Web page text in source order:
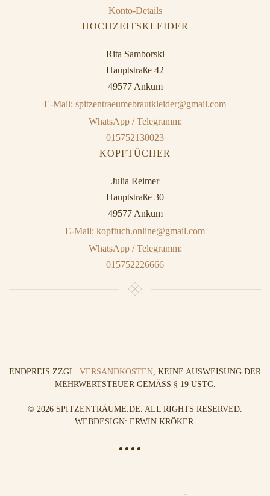
Konto-Details
HOCHZEITSKLEIDER
Rita Samborski
Hauptstraße 42
49577 Ankum
E-Mail: spitzentraeumebrautkleider@gmail.com
WhatsApp / Telegramm:
015752130023
KOPFTÜCHER
Julia Reimer
Hauptstraße 30
49577 Ankum
E-Mail: kopftuch.online@gmail.com
WhatsApp / Telegramm:
015752226666
ENDPREIS ZZGL. VERSANDKOSTEN, KEINE AUSWEISUNG DER
MEHRWERTSTEUER GEMÄSS § 19 USTG.
© 2026 SPITZENTRÄUME.DE. ALL RIGHTS RESERVED.
WEBDESIGN: ERWIN KRÖKER.